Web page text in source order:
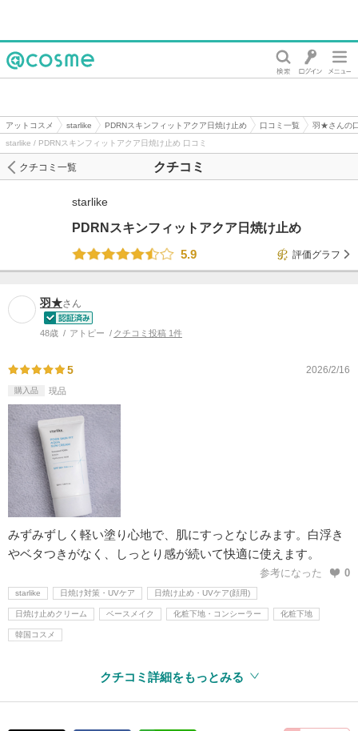
アットコスメ starlike PDRNスキンフィットアクア日焼け止め 口コミ一覧
羽★さんの
starlike / PDRNスキンフィットアクア日焼け止め 口コミ
クチコミ
クチコミ一覧
starlike
PDRNスキンフィットアクア日焼け止め
5.9
評価グラフ
羽★さん
48歳 アトピー クチコミ投稿 1件
5 2026/2/16
購入品 現品
みずみずしく軽い塗り心地で、肌にすっとなじみます。白浮き
やベタつきがなく、しっとり感が続いて快適に使えます。
参考になった 0
starlike 日焼け対策・UVケア 日焼け止め・UVケア(顔用)
日焼け止めクリーム ベースメイク 化粧下地・コンシーラー 化粧下地
韓国コスメ
クチコミ詳細をもっとみる